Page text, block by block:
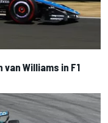
Williams in F1